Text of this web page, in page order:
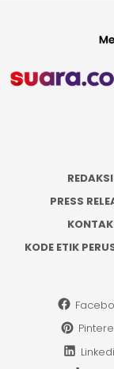
REDAKSI
PRESS
KONTAK
KODE ETIK